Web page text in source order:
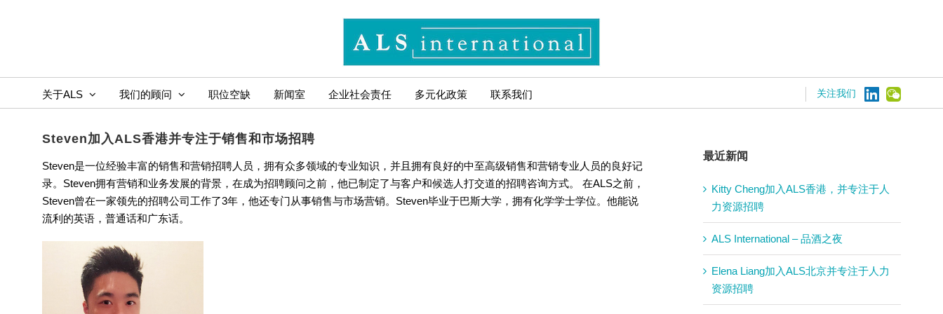
关于ALS 我们的顾问 职位空缺 新闻室 企业社会责任 多元化政策 联系我们 关注我们
Steven加入ALS香港并专注于销售和市场招聘
Steven是一位经验丰富的销售和营销招聘人员，拥有众多领域的专业知识，并且拥有良好的中至高级销售和营销专业人员的良好记
录。Steven拥有营销和业务发展的背景，在成为招聘顾问之前，他已制定了与客户和候选人打交道的招聘咨询方式。 在ALS之前，
Steven曾在一家领先的招聘公司工作了3年，他还专门从事销售与市场营销。Steven毕业于巴斯大学，拥有化学学士学位。他能说
流利的英语，普通话和广东话。
最近新闻
Kitty Cheng加入ALS香港，并专注于人
力资源招聘
ALS International – 品酒之夜
Elena Liang加入ALS北京并专注于人力
资源招聘